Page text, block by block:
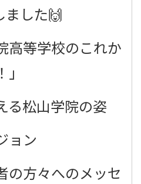
ました🙌
高等学校のこれか
松山学院の姿
ョン
方々へのメッセ